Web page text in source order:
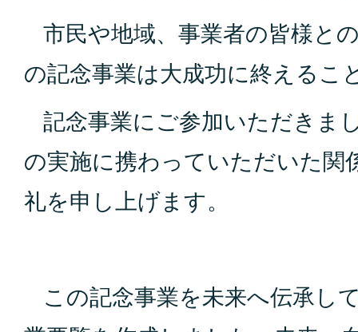
市民や地域、事業者の皆様と
の記念事業は大成功に終えるこ
記念事業にご参加いただきま
の実施に携わっていただいた関
礼を申し上げます。
この記念事業を未来へ伝承し